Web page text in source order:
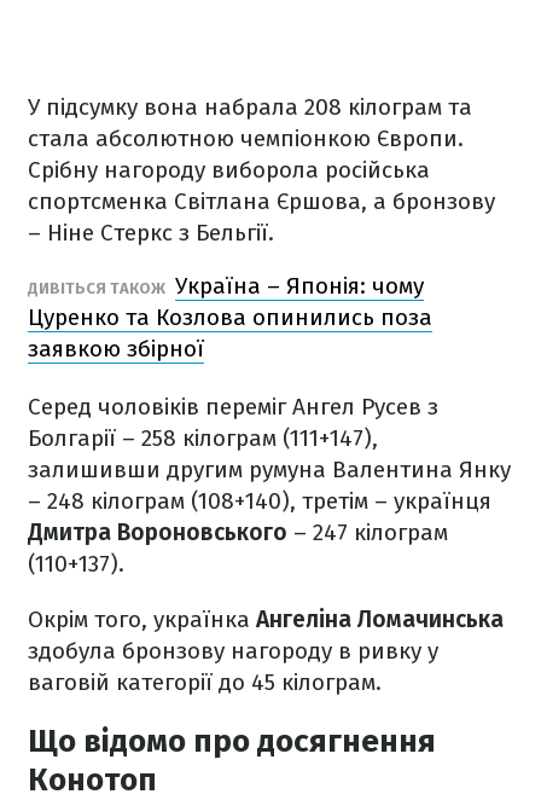
У підсумку вона набрала 208 кілограм та
стала абсолютною чемпіонкою Європи.
Срібну нагороду виборола російська
спортсменка Світлана Єршова, а бронзову
– Ніне Стеркс з Бельгії.
ДИВІТЬСЯ ТАКОЖ Україна – Японія: чому
Цуренко та Козлова опинились поза
заявкою збірної
Серед чоловіків переміг Ангел Русев з
Болгарії – 258 кілограм (111+147),
залишивши другим румуна Валентина Янку
– 248 кілограм (108+140), третім – українця
Дмитра Вороновського – 247 кілограм
(110+137).
Окрім того, українка Ангеліна Ломачинська
здобула бронзову нагороду в ривку у
ваговій категорії до 45 кілограм.
Що відомо про досягнення
Конотоп